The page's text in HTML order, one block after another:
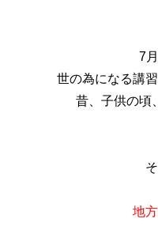
7
世の為になる講
昔、子供の頃
地